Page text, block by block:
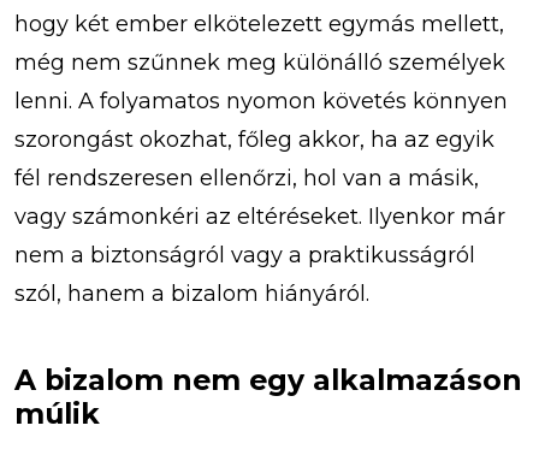
hogy két ember elkötelezett egymás mellett,
még nem szűnnek meg különálló személyek
lenni. A folyamatos nyomon követés könnyen
szorongást okozhat, főleg akkor, ha az egyik
fél rendszeresen ellenőrzi, hol van a másik,
vagy számonkéri az eltéréseket. Ilyenkor már
nem a biztonságról vagy a praktikusságról
szól, hanem a bizalom hiányáról.
A bizalom nem egy alkalmazáson
múlik